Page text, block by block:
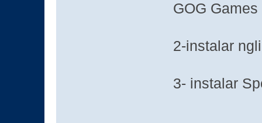
GOG Games
2-instalar
3- instalar